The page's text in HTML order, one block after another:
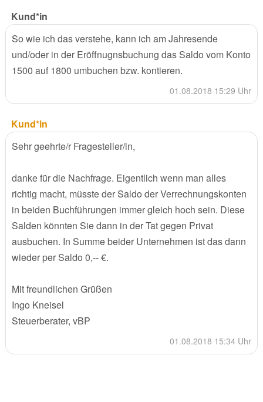
Kund*in
So wie ich das verstehe, kann ich am Jahresende
und/oder in der Eröffnugnsbuchung das Saldo vom Konto
1500 auf 1800 umbuchen bzw. kontieren.
01.08.2018 15:29 Uhr
Kund*in
Sehr geehrte/r Fragesteller/in,
danke für die Nachfrage. Eigentlich wenn man alles
richtig macht, müsste der Saldo der Verrechnungskonten
in beiden Buchführungen immer gleich hoch sein. Diese
Salden könnten Sie dann in der Tat gegen Privat
ausbuchen. In Summe beider Unternehmen ist das dann
wieder per Saldo 0,-- €.
Mit freundlichen Grüßen
Ingo Kneisel
Steuerberater, vBP
01.08.2018 15:34 Uhr